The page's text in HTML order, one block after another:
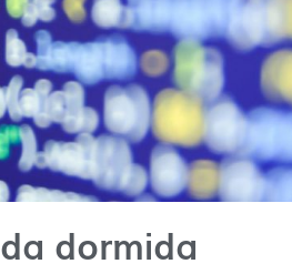
dormida